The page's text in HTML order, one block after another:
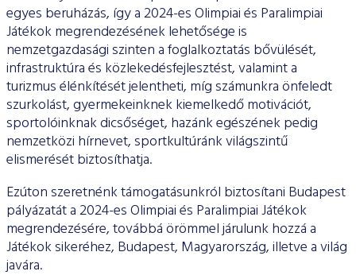
ESG Útmutató
egyes beruházás, így a 2024-es Olimpiai és Paralimpiai
Játékok megrendezésének lehetősége is
nemzetgazdasági szinten a foglalkoztatás bővülését,
infrastruktúra és közlekedésfejlesztést, valamint a
turizmus élénkítését jelentheti, míg számunkra önfeledt
szurkolást, gyermekeinknek kiemelkedő motivációt,
sportolóinknak dicsőséget, hazánk egészének pedig
nemzetközi hírnevet, sportkultúránk világszintű
elismerését biztosíthatja.
Ezúton szeretnénk támogatásunkról biztosítani Budapest
pályázatát a 2024-es Olimpiai és Paralimpiai Játékok
megrendezésére, továbbá örömmel járulunk hozzá a
Játékok sikeréhez, Budapest, Magyarország, illetve a világ
javára.